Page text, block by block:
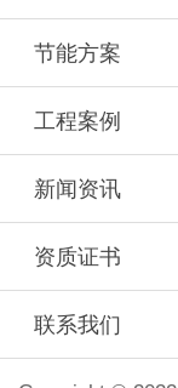
节能方案
工程案例
新闻资讯
资质证书
联系我们